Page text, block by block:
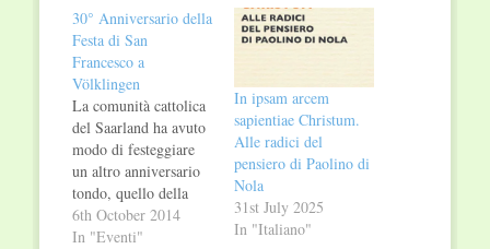
30° Anniversario della
Festa di San
Francesco a
Völklingen
La comunità cattolica
del Saarland ha avuto
modo di festeggiare
un altro anniversario
tondo, quello della
Festa di San
Francesco a
6th October 2014
In "Eventi"
In ipsam arcem
sapientiae Christum.
Alle radici del
pensiero di Paolino di
Nola
31st July 2025
In "Italiano"